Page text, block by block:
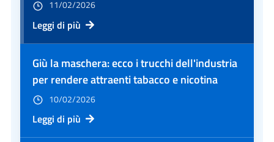
11/02/2026
Leggi di più
Giù la maschera: ecco i trucchi dell'industria
per rendere attraenti tabacco e nicotina
10/02/2026
Leggi di più